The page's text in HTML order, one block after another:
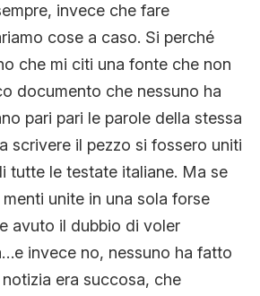
invece che fare
cose a caso. Si perché
che mi citi una fonte che non
documento che nessuno ha
pari pari le parole della stessa
scrivere il pezzo si fossero uniti
tutte le testate italiane. Ma se
unite in una sola forse
avuto il dubbio di voler
invece no, nessuno ha fatto
era succosa, che